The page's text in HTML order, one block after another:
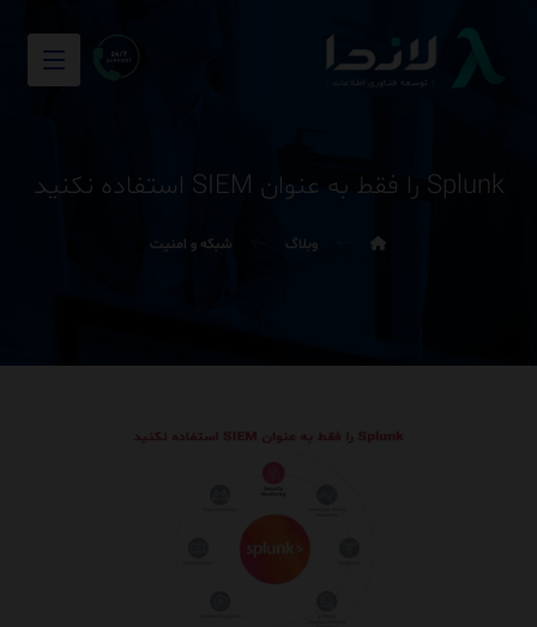
Splunk را فقط به عنوان SIEM استفاده نکنید
وبلاگ شبکه و امنیت